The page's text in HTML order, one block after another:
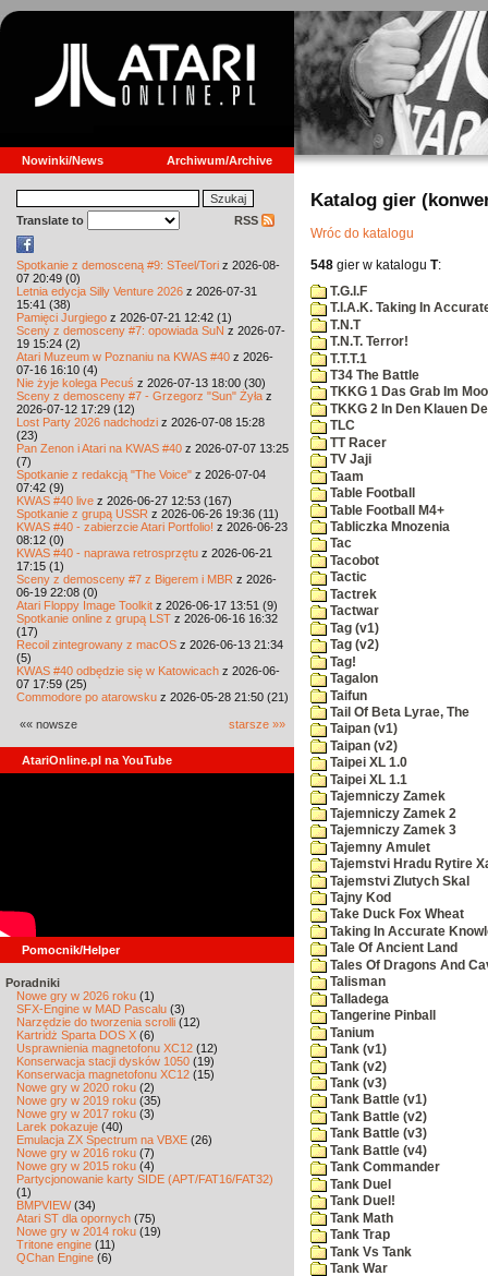
Nowinki/News Archiwum/Archive
Translate to RSS
Spotkanie z demosceną #9: STeel/Tori z 2026-08-
07 20:49 (0)
Letnia edycja Silly Venture 2026 z 2026-07-31
15:41 (38)
Pamięci Jurgiego z 2026-07-21 12:42 (1)
Sceny z demosceny #7: opowiada SuN z 2026-07-
19 15:24 (2)
Atari Muzeum w Poznaniu na KWAS #40 z 2026-
07-16 16:10 (4)
Nie żyje kolega Pecuś z 2026-07-13 18:00 (30)
Sceny z demosceny #7 - Grzegorz "Sun" Żyła z
2026-07-12 17:29 (12)
Lost Party 2026 nadchodzi z 2026-07-08 15:28
(23)
Pan Zenon i Atari na KWAS #40 z 2026-07-07 13:25
(7)
Spotkanie z redakcją "The Voice" z 2026-07-04
07:42 (9)
KWAS #40 live z 2026-06-27 12:53 (167)
Spotkanie z grupą USSR z 2026-06-26 19:36 (11)
KWAS #40 - zabierzcie Atari Portfolio! z 2026-06-23
08:12 (0)
KWAS #40 - naprawa retrosprzętu z 2026-06-21
17:15 (1)
Sceny z demosceny #7 z Bigerem i MBR z 2026-
06-19 22:08 (0)
Atari Floppy Image Toolkit z 2026-06-17 13:51 (9)
Spotkanie online z grupą LST z 2026-06-16 16:32
(17)
Recoil zintegrowany z macOS z 2026-06-13 21:34
(5)
KWAS #40 odbędzie się w Katowicach z 2026-06-
07 17:59 (25)
Commodore po atarowsku z 2026-05-28 21:50 (21)
«« nowsze starsze »»
AtariOnline.pl na YouTube
Pomocnik/Helper
Poradniki
Nowe gry w 2026 roku (1)
SFX-Engine w MAD Pascalu (3)
Narzędzie do tworzenia scrolli (12)
Kartridż Sparta DOS X (6)
Usprawnienia magnetofonu XC12 (12)
Konserwacja stacji dysków 1050 (19)
Konserwacja magnetofonu XC12 (15)
Nowe gry w 2020 roku (2)
Nowe gry w 2019 roku (35)
Nowe gry w 2017 roku (3)
Larek pokazuje (40)
Emulacja ZX Spectrum na VBXE (26)
Nowe gry w 2016 roku (7)
Nowe gry w 2015 roku (4)
Partycjonowanie karty SIDE (APT/FAT16/FAT32)
(1)
BMPVIEW(34)
Atari ST dla opornych (75)
Nowe gry w 2014 roku (19)
Tritone engine (11)
QChan Engine (6)
Katalog gier
Wróc do katalogu
548 gier w katalogu T:
T.G.I.F
T.I.A.K. Taking In
T.N.T
T.N.T. Terror!
T.T.T.1
T34 The Battle
TKKG 1 Das Grab Im
TKKG 2 In Den Klauen
TLC
TT Racer
TV Jaji
Taam
Table Football
Table Football M4+
Tabliczka Mnozenia
Tac
Tacobot
Tactic
Tactrek
Tactwar
Tag (v1)
Tag (v2)
Tag!
Tagalon
Taifun
Tail Of Beta Lyrae, The
Taipan (v1)
Taipan (v2)
Taipei XL 1.0
Taipei XL 1.1
Tajemniczy Zamek
Tajemniczy Zamek 2
Tajemniczy Zamek 3
Tajemny Amulet
Tajemstvi Hradu Rytire
Tajemstvi Zlutych Skal
Tajny Kod
Take Duck Fox Wheat
Taking In Accurate
Tale Of Ancient Land
Tales Of Dragons And
Talisman
Talladega
Tangerine Pinball
Tanium
Tank (v1)
Tank (v2)
Tank (v3)
Tank Battle (v1)
Tank Battle (v2)
Tank Battle (v3)
Tank Battle (v4)
Tank Commander
Tank Duel
Tank Duel!
Tank Math
Tank Trap
Tank Vs Tank
Tank War